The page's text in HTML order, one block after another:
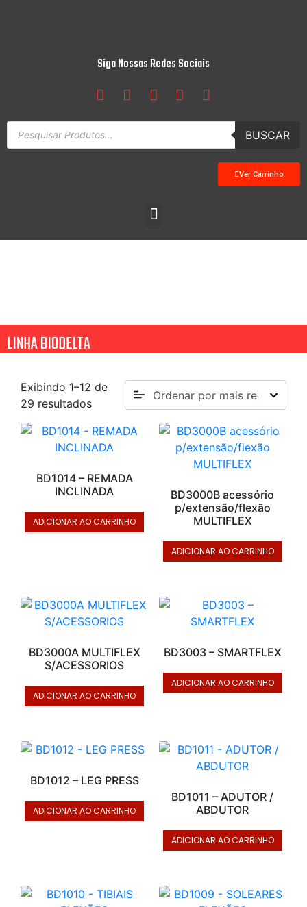
Siga Nossas Redes Sociais
BUSCAR
Ver Carrinho
LINHA BIODELTA
Exibindo 1–12 de
29 resultados
BD1014 – REMADA
INCLINADA
ADICIONAR AO CARRINHO
BD3000B acessório
p/extensão/flexão
MULTIFLEX
ADICIONAR AO CARRINHO
BD3000A MULTIFLEX
S/ACESSORIOS
ADICIONAR AO CARRINHO
BD3003 – SMARTFLEX
ADICIONAR AO CARRINHO
BD1012 – LEG PRESS
ADICIONAR AO CARRINHO
BD1011 – ADUTOR /
ABDUTOR
ADICIONAR AO CARRINHO